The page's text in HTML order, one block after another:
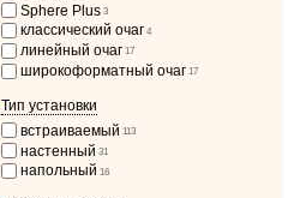
Sphere Plus 3
классический очаг 4
линейный очаг 17
широкоформатный очаг 17
Тип установки
встраиваемый 113
настенный 31
напольный 16